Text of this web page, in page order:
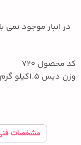
در انبار موجود نمی
کد محصول 720
وزن دیس 1.5کیلو گرم
مشخصات